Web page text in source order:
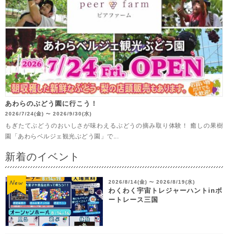
あわらのぶどう園に行こう！
2026/7/24(金) 〜 2026/9/30(水)
もぎたてぶどうのおいしさが味わえるぶどうの摘み取り体験！ 癒しの果樹
園「あわらベルジェ観光ぶどう園」で...
新着のイベント
2026/8/14(金) 〜 2026/8/19(水)
わくわく宇宙トレジャーハントinボ
ートレース三国